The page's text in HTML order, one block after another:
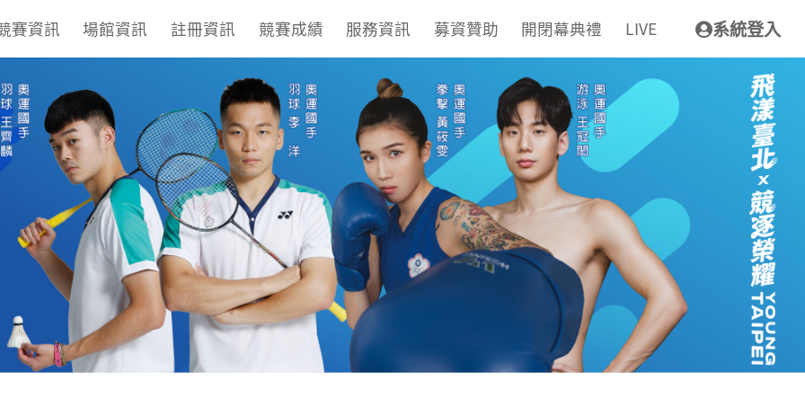
賽資訊 場館資訊 註冊資訊 競賽成績 服務資訊 募資贊助 開閉幕典禮 LIVE 系統登入